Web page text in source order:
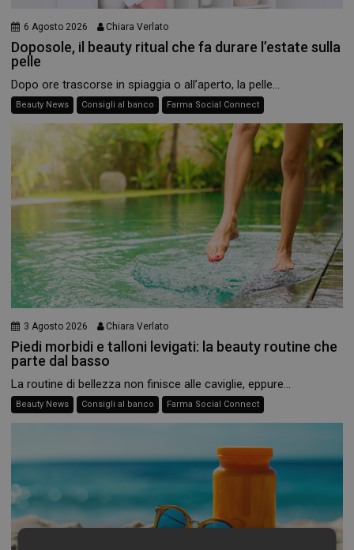
6 Agosto 2026 Chiara Verlato
Doposole, il beauty ritual che fa durare l’estate sulla
pelle
Dopo ore trascorse in spiaggia o all’aperto, la pelle...
Beauty News Consigli al banco Farma Social Connect
3 Agosto 2026 Chiara Verlato
Piedi morbidi e talloni levigati: la beauty routine che
parte dal basso
La routine di bellezza non finisce alle caviglie, eppure...
Beauty News Consigli al banco Farma Social Connect